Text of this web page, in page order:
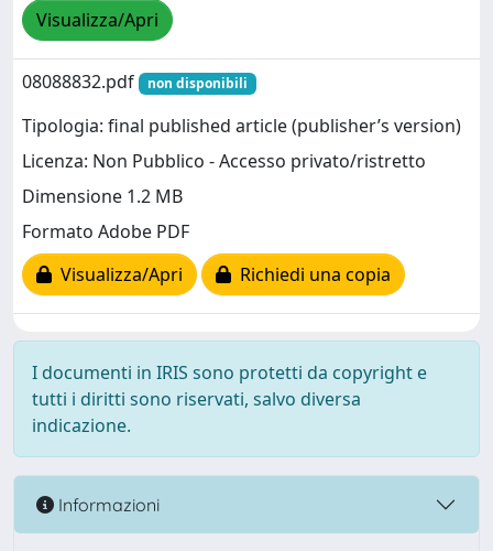
Visualizza/Apri
08088832.pdf non disponibili
Tipologia: final published article (publisher’s version)
Licenza: Non Pubblico - Accesso privato/ristretto
Dimensione 1.2 MB
Formato Adobe PDF
Visualizza/Apri
Richiedi una copia
I documenti in IRIS sono protetti da copyright e
tutti i diritti sono riservati, salvo diversa
indicazione.
Informazioni